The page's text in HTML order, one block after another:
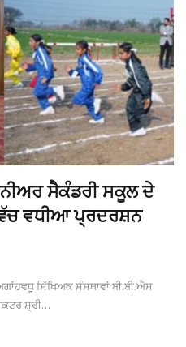
ਸੈਕੰਡਰੀ ਸਕੂਲ ਦੇ
ਵਧੀਆ ਪ੍ਰਦਰਸ਼ਨ
ਸਿੱਖਿਅਕ ਸੰਸਥਾਵਾਂ ਬੀ.ਬੀ.ਐਸ
ਸ਼੍ਰੀ…